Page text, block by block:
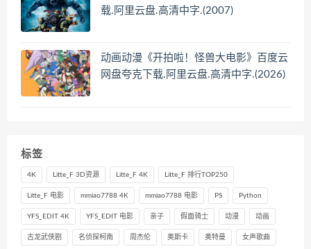
载.阿里云盘.高清中字.(2007)
动画动漫《开拍啦！怪兽大电影》百度云
网盘夸克下载.阿里云盘.高清中字.(2026)
标签
4K Litte_F 3D资源 Litte_F 4K Litte_F 排行TOP250
Litte_F 电影 mmiao7788 4K mmiao7788 电影 PS Python
YFS_EDIT 4K YFS_EDIT 电影 亲子 假面骑士 动漫 动画
古龙武侠剧 名侦探柯南 周杰伦 奥斯卡 奥特曼 女声歌曲